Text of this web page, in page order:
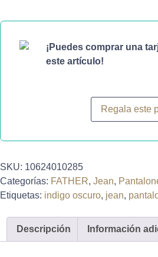
¡Puedes comprar una
este artículo!
Regala este
SKU: 10624010285
Categorías: FATHER, Jean,
Etiquetas: indigo oscuro, jean,
Descripción Información